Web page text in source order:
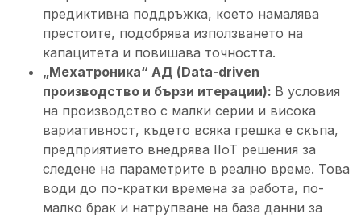
предиктивна поддръжка, което намалява
престоите, подобрява използването на
капацитета и повишава точността.
„Мехатроника“ АД (Data-driven
производство и бързи итерации): В условия
на производство с малки серии и висока
вариативност, където всяка грешка е скъпа,
предприятието внедрява IIoT решения за
следене на параметрите в реално време. Това
води до по-кратки времена за работа, по-
малко брак и натрупване на база данни за